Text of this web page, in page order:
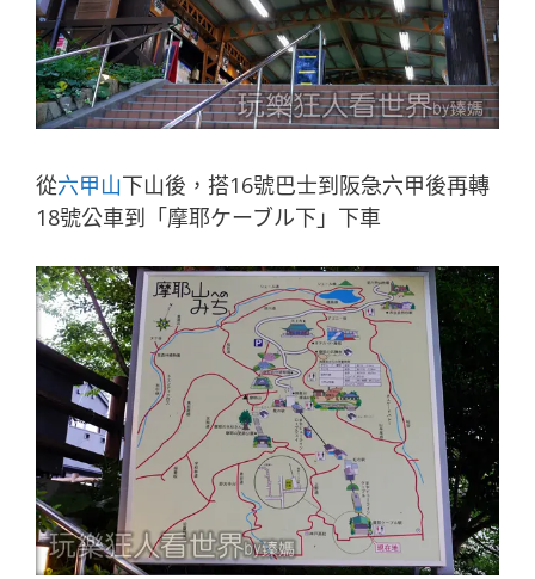
從六甲山下山後，搭16號巴士到阪急六甲後再轉
18號公車到「摩耶ケーブル下」下車